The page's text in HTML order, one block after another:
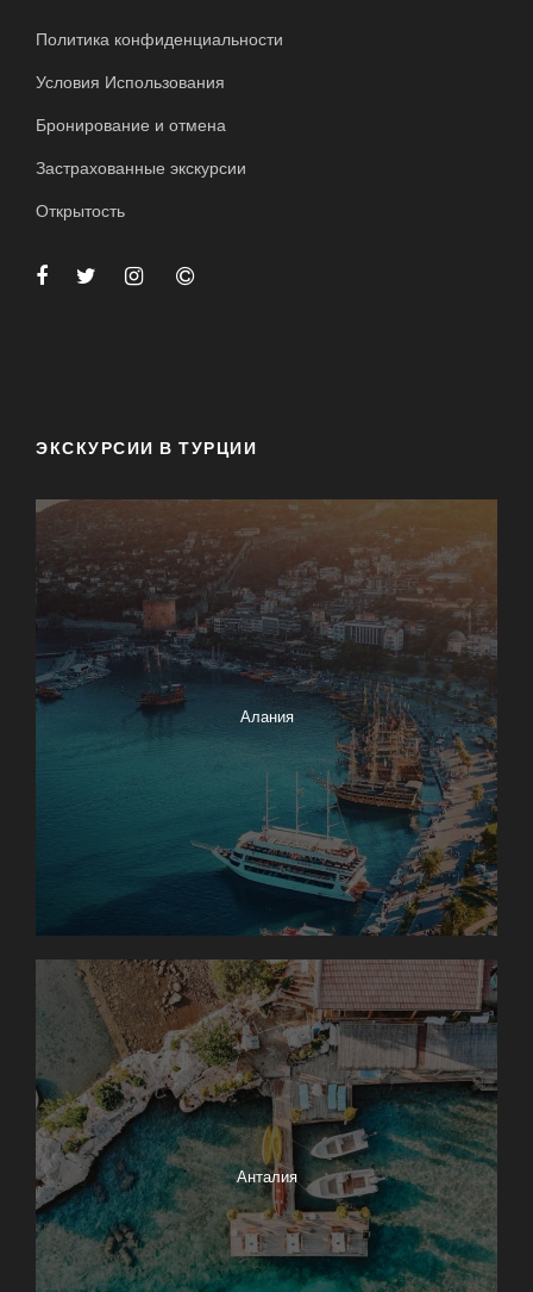
Политика конфиденциальности
Условия Использования
Бронирование и отмена
Застрахованные экскурсии
Открытость
ЭКСКУРСИИ В ТУРЦИИ
Алания
Анталия